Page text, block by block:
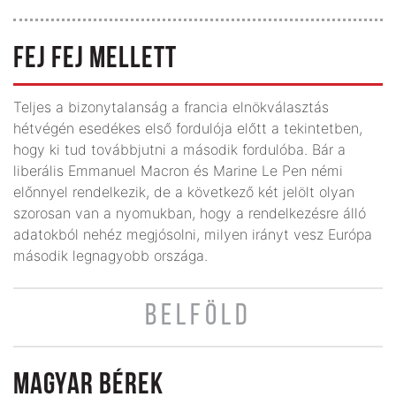
FEJ FEJ MELLETT
Teljes a bizonytalanság a francia elnökválasztás
hétvégén esedékes első fordulója előtt a tekintetben,
hogy ki tud továbbjutni a második forduló­ba. Bár a
liberális Emmanuel Macron és Marine Le Pen némi
előnnyel rendel­kezik, de a következő két jelölt olyan
szorosan van a nyomukban, hogy a rendelkezésre álló
adatokból nehéz megjósolni, milyen irányt vesz Euró­pa
második legnagyobb országa.
BELFÖLD
MAGYAR BÉREK